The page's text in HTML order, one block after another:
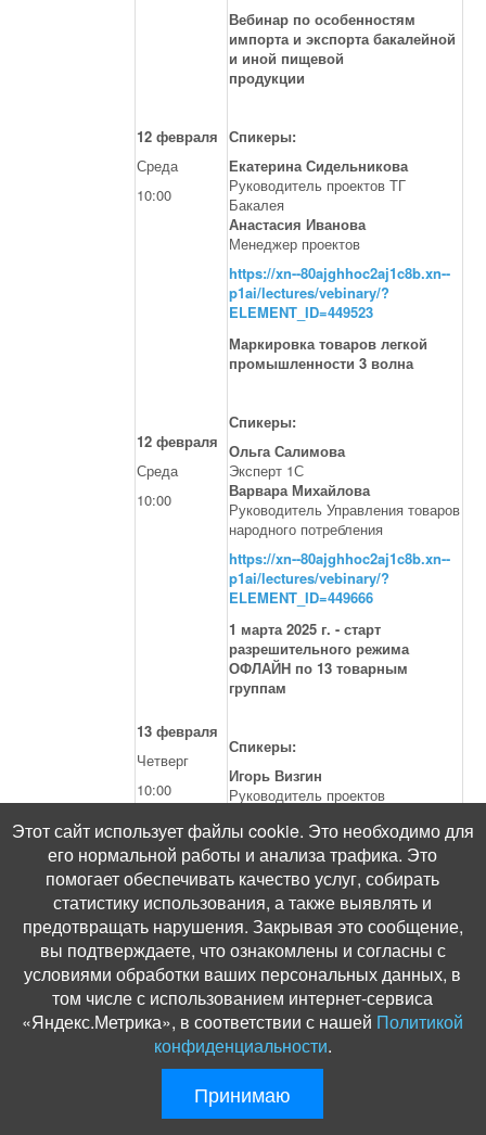
12 февраля
Среда
10:00
Вебинар по особенностям
импорта и экспорта бакалейной
и иной пищевой
продукции
Спикеры:
Екатерина Сидельникова
Руководитель проектов ТГ
Бакалея
Анастасия Иванова
Менеджер проектов
https://xn--80ajghhoc2aj1c8b.xn--
p1ai/lectures/vebinary/?
ELEMENT_ID=449523
12 февраля
Среда
10:00
Маркировка товаров легкой
промышленности 3 волна
Спикеры:
Ольга Салимова
Эксперт 1С
Варвара Михайлова
Руководитель Управления товаров
народного потребления
https://xn--80ajghhoc2aj1c8b.xn--
p1ai/lectures/vebinary/?
ELEMENT_ID=449666
13 февраля
Четверг
10:00
1 марта 2025 г. - старт
разрешительного режима
ОФЛАЙН по 13 товарным
группам
Спикеры:
Игорь Визгин
Руководитель проектов
1 марта 2025 г. - старт
разрешительного режима
13 февраля
ЭДО-Лайт - бесплатный сервис
электронного документооборота
для работы с маркированными
товарами от Честного знака
Спикеры:
Александр Якушев
Консультант-аналитик ТГ Фарма
Этот сайт использует файлы cookie. Это необходимо для
его нормальной работы и анализа трафика. Это
помогает обеспечивать качество услуг, собирать
статистику использования, а также выявлять и
предотвращать нарушения. Закрывая это сообщение,
вы подтверждаете, что ознакомлены и согласны с
условиями обработки ваших персональных данных, в
том числе с использованием интернет-сервиса
«Яндекс.Метрика», в соответствии с нашей Политикой
конфиденциальности.
Принимаю